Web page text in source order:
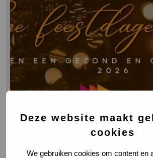
Deze website maakt
cookies
We gebruiken cookies om content en
Fijne
feestdagen
en
een
goed
2026!